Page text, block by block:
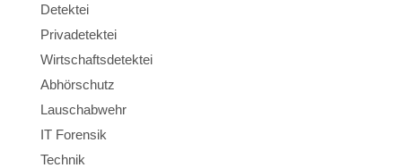
Detektei
Privadetektei
Wirtschaftsdetektei
Abhörschutz
Lauschabwehr
IT Forensik
Technik